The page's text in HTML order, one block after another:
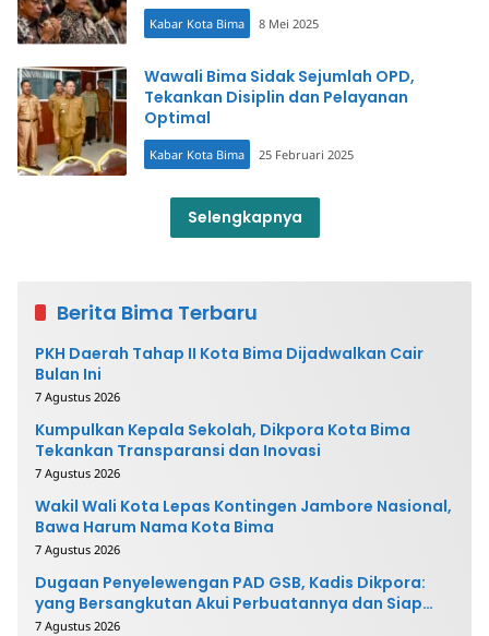
Kabar Kota Bima 8 Mei 2025
Wawali Bima Sidak Sejumlah OPD,
Tekankan Disiplin dan Pelayanan
Optimal
Kabar Kota Bima 25 Februari 2025
Selengkapnya
Berita Bima Terbaru
PKH Daerah Tahap II Kota Bima Dijadwalkan Cair
Bulan Ini
7 Agustus 2026
Kumpulkan Kepala Sekolah, Dikpora Kota Bima
Tekankan Transparansi dan Inovasi
7 Agustus 2026
Wakil Wali Kota Lepas Kontingen Jambore Nasional,
Bawa Harum Nama Kota Bima
7 Agustus 2026
Dugaan Penyelewengan PAD GSB, Kadis Dikpora:
yang Bersangkutan Akui Perbuatannya dan Siap
Mengembalikan Uang
7 Agustus 2026